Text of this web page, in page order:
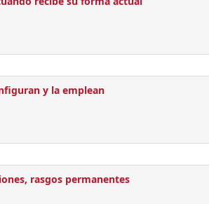
y la emplean
rasgos permanentes